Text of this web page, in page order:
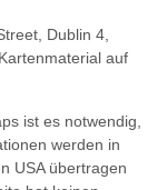
Dublin 4,
auf
ist es notwendig,
werden in
USA übertragen